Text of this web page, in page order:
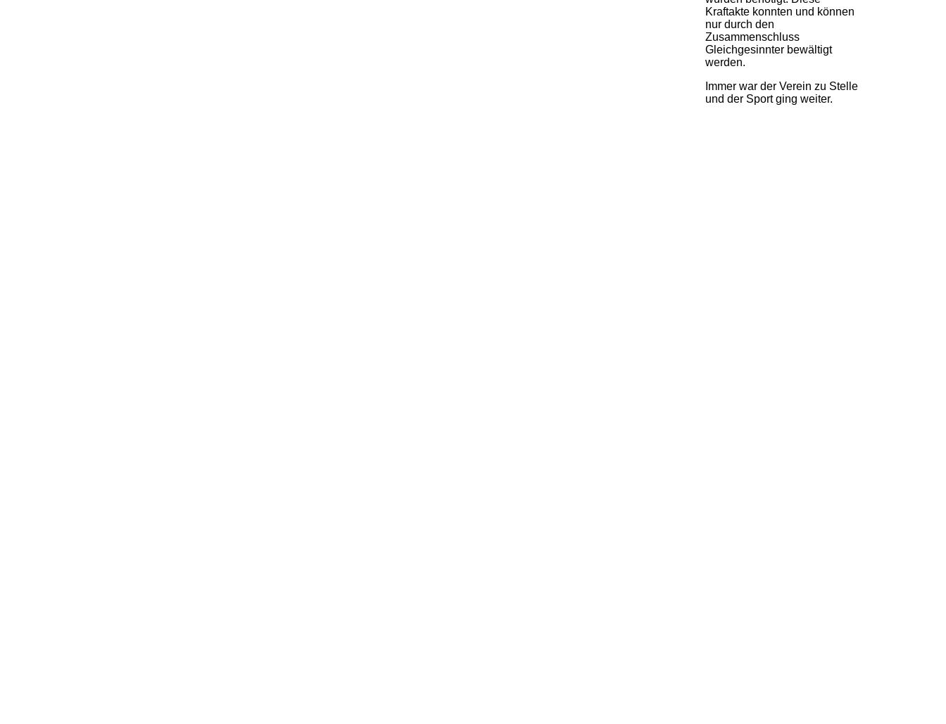
Kraftakte konnten und können
nur durch den
Zusammenschluss
Gleichgesinnter bewältigt
werden.
Immer war der Verein zu Stelle
und der Sport ging weiter.